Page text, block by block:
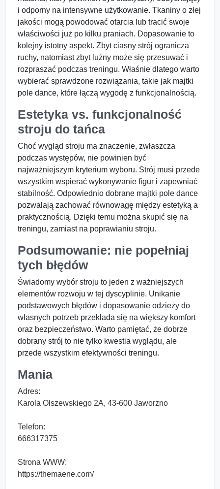
i odporny na intensywne użytkowanie. Tkaniny o złej
jakości mogą powodować otarcia lub tracić swoje
właściwości już po kilku praniach. Dopasowanie to
kolejny istotny aspekt. Zbyt ciasny strój ogranicza
ruchy, natomiast zbyt luźny może się przesuwać i
rozpraszać podczas treningu. Właśnie dlatego warto
wybierać sprawdzone rozwiązania, takie jak majtki
pole dance, które łączą wygodę z funkcjonalnością.
Estetyka vs. funkcjonalność
stroju do tańca
Choć wygląd stroju ma znaczenie, zwłaszcza
podczas występów, nie powinien być
najważniejszym kryterium wyboru. Strój musi przede
wszystkim wspierać wykonywanie figur i zapewniać
stabilność. Odpowiednio dobrane majtki pole dance
pozwalają zachować równowagę między estetyką a
praktycznością. Dzięki temu można skupić się na
treningu, zamiast na poprawianiu stroju.
Podsumowanie: nie popełniaj
tych błędów
Świadomy wybór stroju to jeden z ważniejszych
elementów rozwoju w tej dyscyplinie. Unikanie
podstawowych błędów i dopasowanie odzieży do
własnych potrzeb przekłada się na większy komfort
oraz bezpieczeństwo. Warto pamiętać, że dobrze
dobrany strój to nie tylko kwestia wyglądu, ale
przede wszystkim efektywności treningu.
Mania
Adres:
Karola Olszewskiego 2A, 43-600 Jaworzno
Telefon:
666317375
Strona WWW:
https://themaene.com/